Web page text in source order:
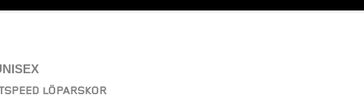
LÖPARSKOR